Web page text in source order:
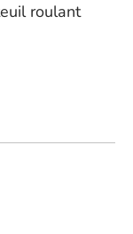
roulant